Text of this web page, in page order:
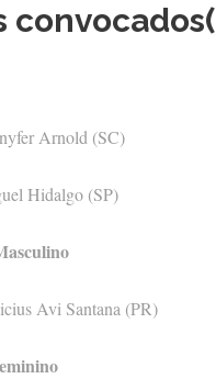
Arnold (SC)
Hidalgo (SP)
Avi Santana (PR)